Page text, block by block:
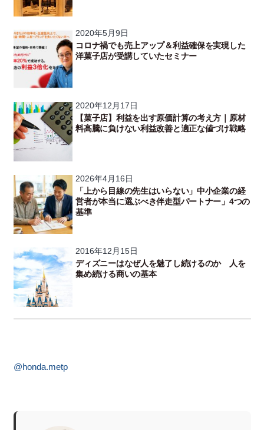
2020年5月9日
コロナ禍でも売上アップ＆利益確保を実現した
洋菓子店が受講していたセミナー
2020年12月17日
【菓子店】利益を出す原価計算の考え方｜原材
料高騰に負けない利益改善と適正な値づけ戦略
2026年4月16日
「上から目線の先生はいらない」中小企業の経
営者が本当に選ぶべき伴走型パートナー」4つの
基準
2016年12月15日
ディズニーはなぜ人を魅了し続けるのか 人を
集め続ける商いの基本
@honda.metp